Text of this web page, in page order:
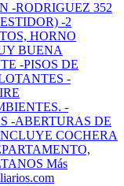
-RODRIGUEZ 352
-2
HORNO
BUENA
-PISOS DE
-
-
-ABERTURAS DE
COCHERA
Más